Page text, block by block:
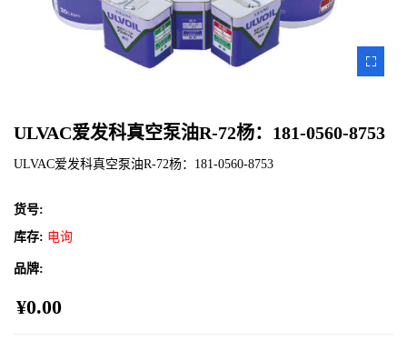
ULVAC爱发科真空泵油R-72杨：181-0560-8753
ULVAC爱发科真空泵油R-72杨：181-0560-8753
货号:
库存: 电询
品牌:
¥0.00